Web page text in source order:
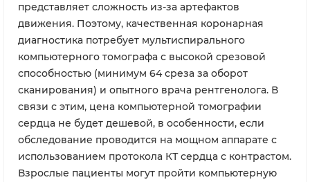
представляет сложность из-за артефактов
движения. Поэтому, качественная коронарная
диагностика потребует мультиспирального
компьютерного томографа с высокой срезовой
способностью (минимум 64 среза за оборот
сканирования) и опытного врача рентгенолога. В
связи с этим, цена компьютерной томографии
сердца не будет дешевой, в особенности, если
обследование проводится на мощном аппарате с
использованием протокола КТ сердца с контрастом.
Взрослые пациенты могут пройти компьютерную